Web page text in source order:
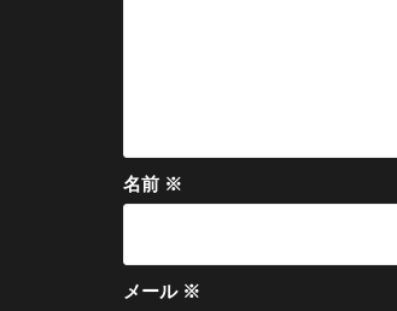
名前 ※
メール ※